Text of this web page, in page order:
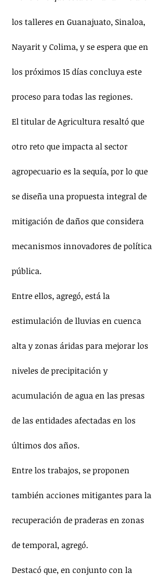
los talleres en Guanajuato, Sinaloa,
Nayarit y Colima, y se espera que en
los próximos 15 días concluya este
proceso para todas las regiones.
El titular de Agricultura resaltó que
otro reto que impacta al sector
agropecuario es la sequía, por lo que
se diseña una propuesta integral de
mitigación de daños que considera
mecanismos innovadores de política
pública.
Entre ellos, agregó, está la
estimulación de lluvias en cuenca
alta y zonas áridas para mejorar los
niveles de precipitación y
acumulación de agua en las presas
de las entidades afectadas en los
últimos dos años.
Entre los trabajos, se proponen
también acciones mitigantes para la
recuperación de praderas en zonas
de temporal, agregó.
Destacó que, en conjunto con la